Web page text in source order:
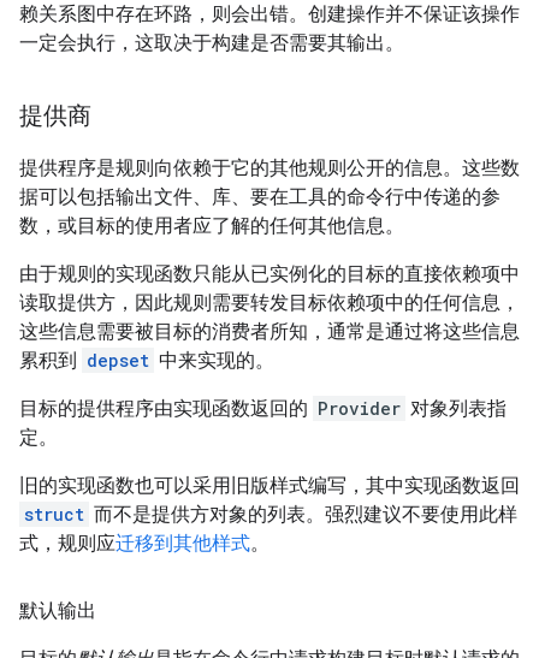
赖关系图中存在环路，则会出错。创建操作并不保证该操作
一定会执行，这取决于构建是否需要其输出。
提供商
提供程序是规则向依赖于它的其他规则公开的信息。这些数
据可以包括输出文件、库、要在工具的命令行中传递的参
数，或目标的使用者应了解的任何其他信息。
由于规则的实现函数只能从已实例化的目标的直接依赖项中
读取提供方，因此规则需要转发目标依赖项中的任何信息，
这些信息需要被目标的消费者所知，通常是通过将这些信息
累积到 depset 中来实现的。
目标的提供程序由实现函数返回的 Provider 对象列表指
定。
旧的实现函数也可以采用旧版样式编写，其中实现函数返回
struct 而不是提供方对象的列表。强烈建议不要使用此样
式，规则应迁移到其他样式。
默认输出